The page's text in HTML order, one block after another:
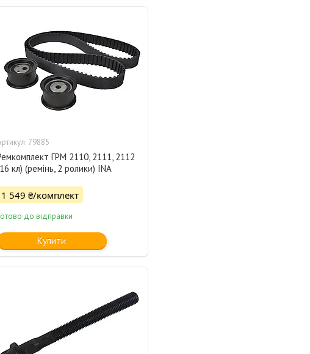
79885
ГРМ 2110, 2111, 2112
кл) (ремінь, 2 ролики) INA
1 549 ₴/комплект
до відправки
Купити